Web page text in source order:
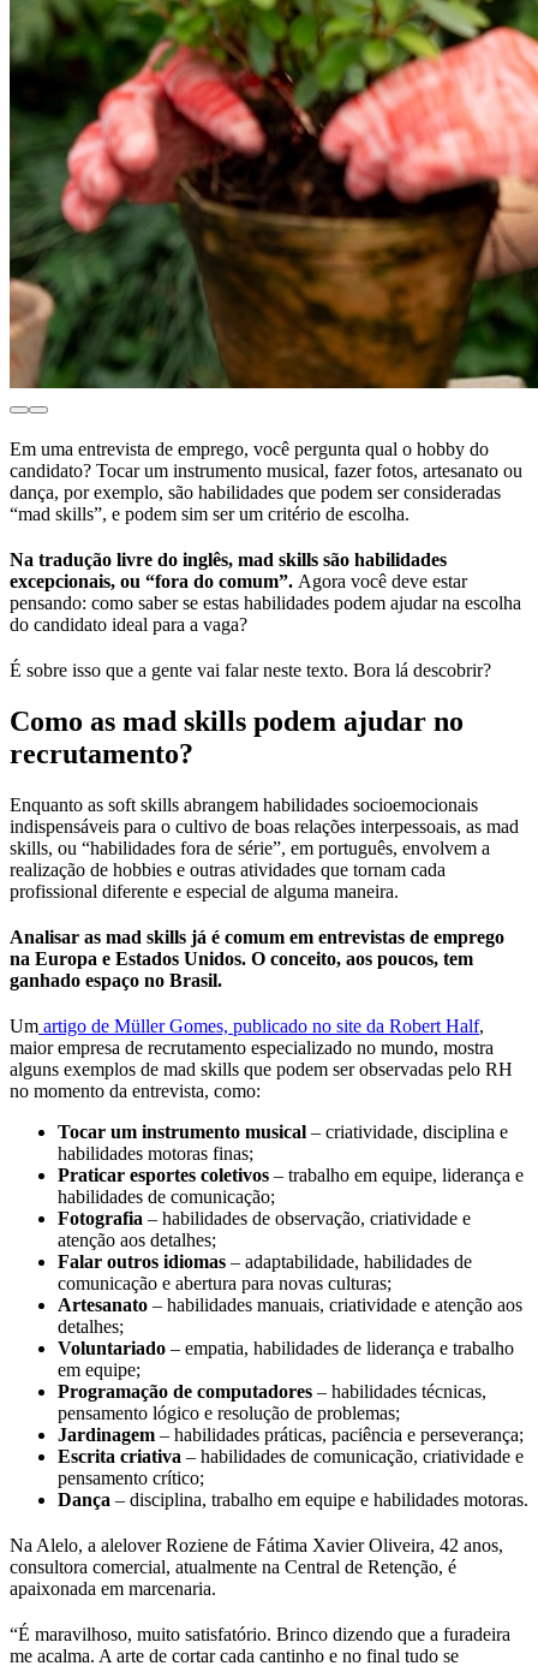
Em uma entrevista de emprego, você pergunta qual o hobby do
candidato? Tocar um instrumento musical, fazer fotos, artesanato ou
dança, por exemplo, são habilidades que podem ser consideradas
“mad skills”, e podem sim ser um critério de escolha.
Na tradução livre do inglês, mad skills são habilidades
excepcionais, ou “fora do comum”. Agora você deve estar
pensando: como saber se estas habilidades podem ajudar na escolha
do candidato ideal para a vaga?
É sobre isso que a gente vai falar neste texto. Bora lá descobrir?
Como as mad skills podem ajudar no
recrutamento?
Enquanto as soft skills abrangem habilidades socioemocionais
indispensáveis para o cultivo de boas relações interpessoais, as mad
skills, ou “habilidades fora de série”, em português, envolvem a
realização de hobbies e outras atividades que tornam cada
profissional diferente e especial de alguma maneira.
Analisar as mad skills já é comum em entrevistas de emprego
na Europa e Estados Unidos. O conceito, aos poucos, tem
ganhado espaço no Brasil.
Um artigo de Müller Gomes, publicado no site da Robert Half,
maior empresa de recrutamento especializado no mundo, mostra
alguns exemplos de mad skills que podem ser observadas pelo RH
no momento da entrevista, como:
Tocar um instrumento musical – criatividade, disciplina e
habilidades motoras finas;
Praticar esportes coletivos – trabalho em equipe, liderança e
habilidades de comunicação;
Fotografia – habilidades de observação, criatividade e
atenção aos detalhes;
Falar outros idiomas – adaptabilidade, habilidades de
comunicação e abertura para novas culturas;
Artesanato – habilidades manuais, criatividade e atenção aos
detalhes;
Voluntariado – empatia, habilidades de liderança e trabalho
em equipe;
Programação de computadores – habilidades técnicas,
pensamento lógico e resolução de problemas;
Jardinagem – habilidades práticas, paciência e perseverança;
Escrita criativa – habilidades de comunicação, criatividade e
pensamento crítico;
Dança – disciplina, trabalho em equipe e habilidades motoras.
Na Alelo, a alelover Roziene de Fátima Xavier Oliveira, 42 anos,
consultora comercial, atualmente na Central de Retenção, é
apaixonada em marcenaria.
“É maravilhoso, muito satisfatório. Brinco dizendo que a furadeira
me acalma. A arte de cortar cada cantinho e no final tudo se